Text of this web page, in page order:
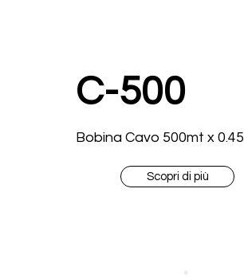
C-500
Bobina Cavo 500mt x 0.45
Scopri di più